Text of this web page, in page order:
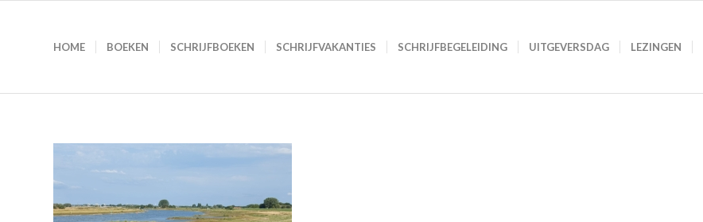
HOME BOEKEN SCHRIJFBOEKEN SCHRIJFVAKANTIES SCHRIJFBEGELEIDING UITGEVERSDAG LEZINGEN